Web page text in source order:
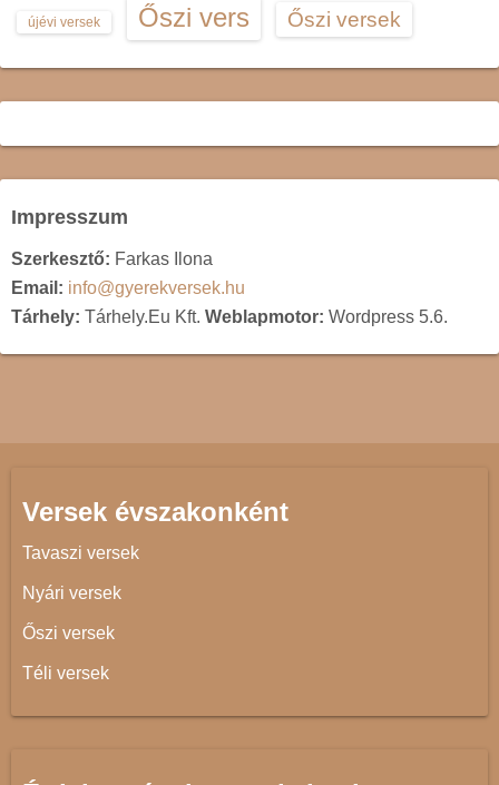
újévi versek Őszi vers Őszi versek
Impresszum
Szerkesztő: Farkas Ilona
Email: info@gyerekversek.hu
Tárhely: Tárhely.Eu Kft. Weblapmotor: Wordpress 5.6.
Versek évszakonként
Tavaszi versek
Nyári versek
Őszi versek
Téli versek